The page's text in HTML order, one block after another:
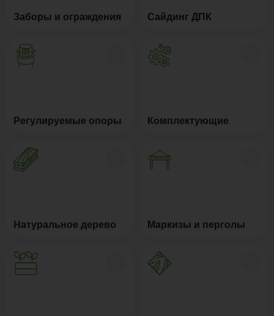
Заборы и ограждения Сайдинг ДПК
Регулируемые опоры Комплектующие
Натуральное дерево Маркизы и перголы